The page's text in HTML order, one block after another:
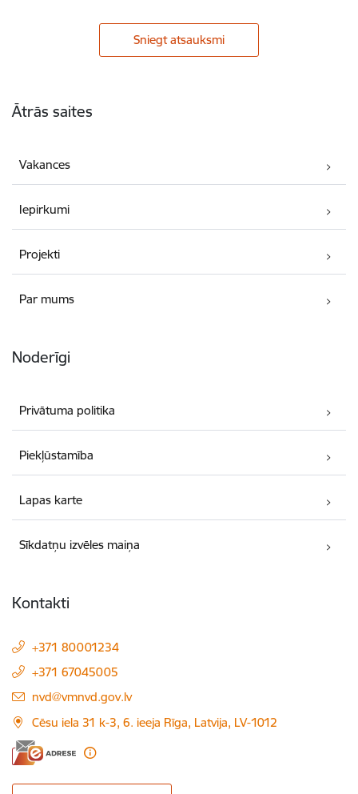
Sniegt atsauksmi
Ātrās saites
Vakances
Iepirkumi
Projekti
Par mums
Noderīgi
Privātuma politika
Piekļūstamība
Lapas karte
Sīkdatņu izvēles maiņa
Kontakti
+371 80001234
+371 67045005
E-pasts:
nvd@vmnvd.gov.lv
Cēsu iela 31 k-3, 6. ieeja Rīga, Latvija, LV-1012